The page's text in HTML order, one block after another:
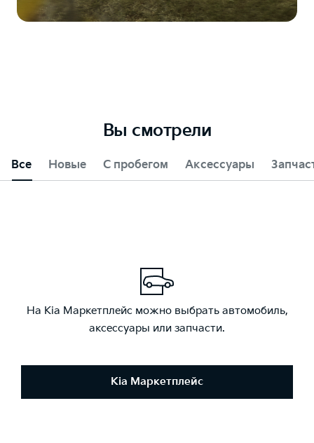
Вы смотрели
Все Новые С пробегом Аксессуары
На Kia Маркетплейс можно выбрать автомобиль,
аксессуары или запчасти.
Kia Маркетплейс